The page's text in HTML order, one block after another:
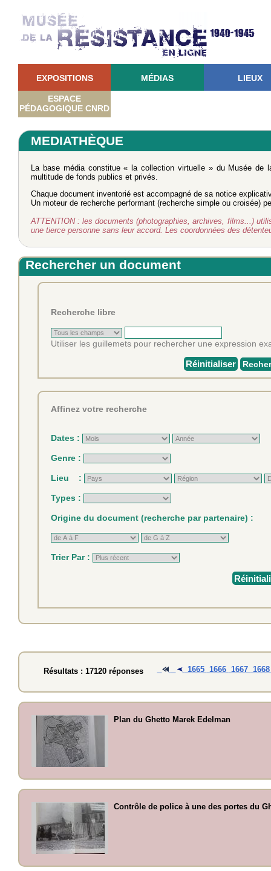
EXPOSITIONS MÉDIAS LIEUX
ESPACE
PÉDAGOGIQUE CNRD
MEDIATHÈQUE
La base média constitue « la collection virtuelle » du Musée
multitude de fonds publics et privés.
Chaque document inventorié est accompagné de sa notice
Un moteur de recherche performant (recherche simple ou croisée)
ATTENTION : les documents (photographies, archives, films...)
une tierce personne sans leur accord. Les coordonnées des
Rechercher un document
Recherche libre
Utiliser les guillemets pour rechercher une expression
Réinitialiser
Affinez votre recherche
Dates :
Genre :
Lieu :
Types :
Origine du document (recherche par partenaire) :
Trier Par :
1665 1666 1667
Résultats : 17120 réponses
Plan du Ghetto Marek Edelman
Contrôle de police à une des portes du